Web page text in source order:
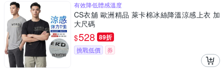
有效降低體感溫度
CS衣舖 歐洲精品 萊卡棉冰絲降溫涼感上衣 加
大尺碼
$528 89折
挑戰低價 券